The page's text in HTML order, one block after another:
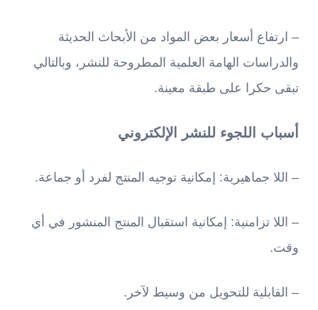
– ارتفاع أسعار بعض المواد من الأبحاث الحديثة
والدراسات الهامة العلمية المطروحة للنشر، وبالتالي
تبقى حكرا على طبقة معينة.
أسباب اللجوء للنشر الإلكتروني
– اللا جماهيرية: إمكانية توجيه المنتج لفرد أو جماعة.
– اللا تزامنية: إمكانية استقبال المنتج المنشور في أي
وقت.
– القابلية للتحويل من وسيط لآخر.